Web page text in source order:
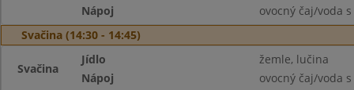
Nápoj
ovocný čaj/voda
Svačina (14:30 - 14:45)
Svačina
Jídlo
žemle, lučina
Nápoj
ovocný čaj/voda